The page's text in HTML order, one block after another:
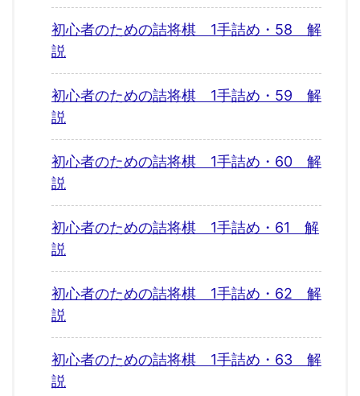
初心者のための詰将棋 1手詰め・58 解
説
初心者のための詰将棋 1手詰め・59 解
説
初心者のための詰将棋 1手詰め・60 解
説
初心者のための詰将棋 1手詰め・61 解
説
初心者のための詰将棋 1手詰め・62 解
説
初心者のための詰将棋 1手詰め・63 解
説